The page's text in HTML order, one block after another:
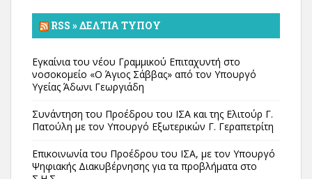
RSS » ΔΕΛΤΊΑ ΤΎΠΟΥ
Εγκαίνια του νέου Γραμμικού Επιταχυντή στο
νοσοκομείο «Ο Άγιος Σάββας» από τον Υπουργό
Υγείας Άδωνι Γεωργιάδη
Συνάντηση του Προέδρου του ΙΣΑ και της Ελιτούρ Γ.
Πατούλη με τον Υπουργό Εξωτερικών Γ. Γεραπετρίτη
Επικοινωνία του Προέδρου του ΙΣΑ, με τον Υπουργό
Ψηφιακής Διακυβέρνησης για τα προβλήματα στο